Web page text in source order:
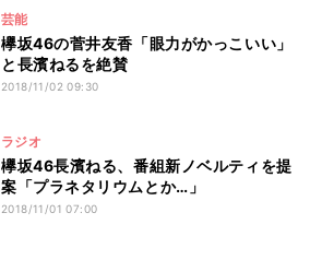
芸能
欅坂46の菅井友香「眼力がかっこいい」
と長濱ねるを絶賛
2018/11/02 09:30
ラジオ
欅坂46長濱ねる、番組新ノベルティを提
案「プラネタリウムとか…」
2018/11/01 07:00